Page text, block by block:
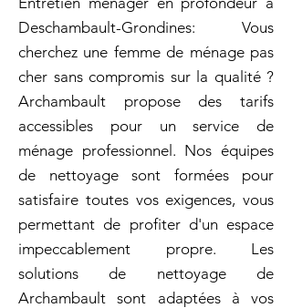
Deschambault-Grondines: Vous
cherchez une femme de ménage pas
cher sans compromis sur la qualité ?
Archambault propose des tarifs
accessibles pour un service de
ménage professionnel. Nos équipes
de nettoyage sont formées pour
satisfaire toutes vos exigences, vous
permettant de profiter d'un espace
impeccablement propre. Les
solutions de nettoyage de
Archambault sont adaptées à vos